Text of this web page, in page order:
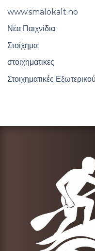
www.smalokalt.no
Νέα Παιχνίδια
Στοίχημα
στοιχηματικες
Στοιχηματικές Εξωτερικού